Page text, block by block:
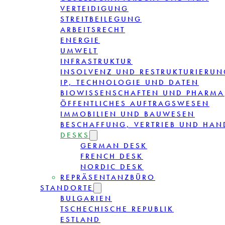
VERTEIDIGUNG
STREITBEILEGUNG
ARBEITSRECHT
ENERGIE
UMWELT
INFRASTRUKTUR
INSOLVENZ UND
IP, TECHNOLOGIE UND DATEN
BIOWISSENSCHAFTEN UND PHARMA
ÖFFENTLICHES AUFTRAGSWESEN
IMMOBILIEN UND BAUWESEN
BESCHAFFUNG, VERTRIEB UND
DESKS
GERMAN DESK
FRENCH DESK
NORDIC DESK
REPRÄSENTANZBÜRO
STANDORTE
BULGARIEN
TSCHECHISCHE REPUBLIK
ESTLAND